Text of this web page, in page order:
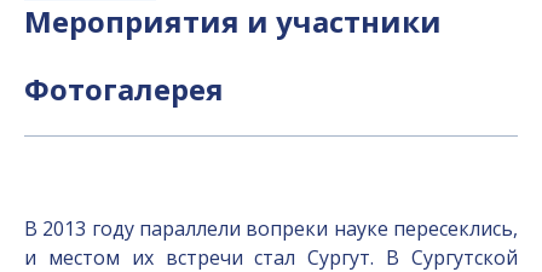
Мероприятия и участники
Фотогалерея
В 2013 году параллели вопреки науке пересеклись,
и местом их встречи стал Сургут. В Сургутской